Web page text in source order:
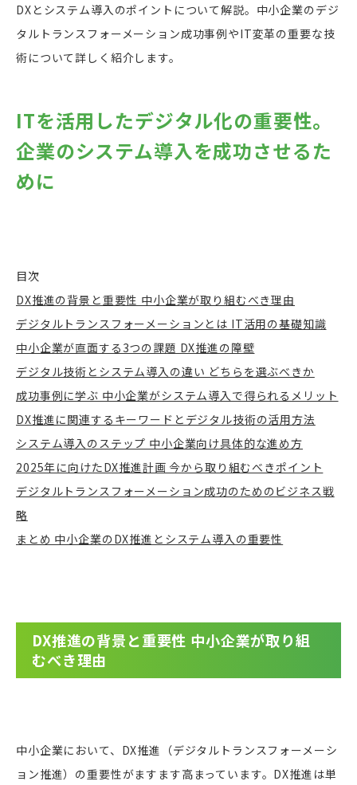
DXとシステム導入のポイントについて解説。中小企業のデジ
タルトランスフォーメーション成功事例やIT変革の重要な技
術について詳しく紹介します。
ITを活用したデジタル化の重要性。
企業のシステム導入を成功させるた
めに
目次
DX推進の背景と重要性 中小企業が取り組むべき理由
デジタルトランスフォーメーションとは IT活用の基礎知識
中小企業が直面する3つの課題 DX推進の障壁
デジタル技術とシステム導入の違い どちらを選ぶべきか
成功事例に学ぶ 中小企業がシステム導入で得られるメリット
DX推進に関連するキーワードとデジタル技術の活用方法
システム導入のステップ 中小企業向け具体的な進め方
2025年に向けたDX推進計画 今から取り組むべきポイント
デジタルトランスフォーメーション成功のためのビジネス戦
略
まとめ 中小企業のDX推進とシステム導入の重要性
DX推進の背景と重要性 中小企業が取り組
むべき理由
中小企業において、DX推進（デジタルトランスフォーメーシ
ョン推進）の重要性がますます高まっています。DX推進は単